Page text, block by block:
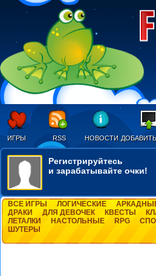
ИГРЫ RSS НОВОСТИ
Регистрируйтесь
и зарабатывайте очки!
ВСЕ ИГРЫ ЛОГИЧЕСКИЕ
ДРАКИ
ДЛЯ ДЕВОЧЕК КВЕСТЫ
ЛЕТАЛКИ
НАСТОЛЬНЫЕ RPG
ШУТЕРЫ